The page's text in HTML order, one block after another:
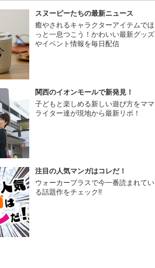
スヌーピーたちの最新ニュース
癒やされるキャラクターアイテムでほ
っと一息つこう！かわいい最新グッズ
やイベント情報を毎日配信
関西のイオンモールで新発見！
子どもと楽しめる新しい遊び方をママ
ライター達が現地から最新リポ！
注目の人気マンガはコレだ！
ウォーカープラスで今一番読まれてい
る話題作をチェック!!